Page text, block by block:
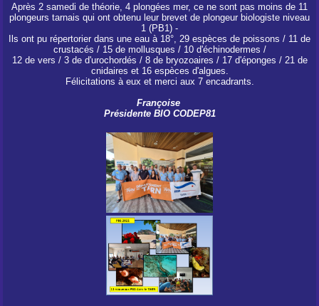
Après 2 samedi de théorie, 4 plongées mer, ce ne sont pas moins de 11
plongeurs tarnais qui ont obtenu leur brevet de plongeur biologiste niveau
1 (PB1) -
Ils ont pu répertorier dans une eau à 18°, 29 espèces de poissons / 11 de
crustacés / 15 de mollusques / 10 d'échinodermes /
12 de vers / 3 de d'urochordés / 8 de bryozoaires / 17 d'éponges / 21 de
cnidaires et 16 espèces d'algues.
Félicitations à eux et merci aux 7 encadrants.
Françoise
Présidente BIO CODEP81